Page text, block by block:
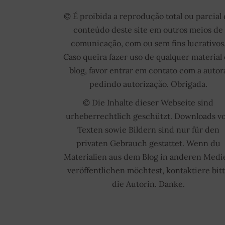
© É proibida a reprodução total ou parcial
conteúdo deste site em outros meios de
comunicação, com ou sem fins
Caso queira fazer uso de qualquer material
blog, favor entrar em contato com a
pedindo autorização. Obrigada.
© Die Inhalte dieser Webseite sind
urheberrechtlich geschützt. Downloads
Texten sowie Bildern sind nur für den
privaten Gebrauch gestattet. Wenn du
Materialien aus dem Blog in anderen
veröffentlichen möchtest, kontaktiere
die Autorin. Danke.